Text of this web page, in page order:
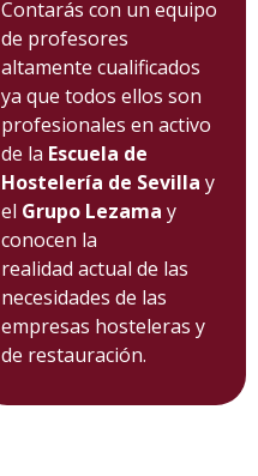
Contarás con un equipo
de profesores
altamente cualificados
ya que todos ellos son
profesionales en activo
de la Escuela de
Hostelería de Sevilla y
el Grupo Lezama y
conocen la
realidad actual de las
necesidades de las
empresas hosteleras y
de restauración.